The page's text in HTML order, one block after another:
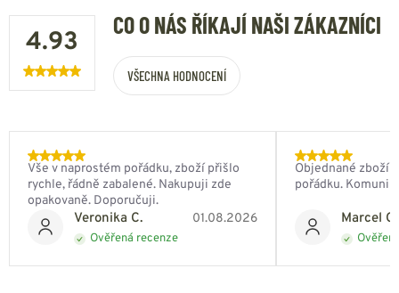
4.93
CO O NÁS ŘÍKAJÍ NAŠI ZÁKAZNÍCI
VŠECHNA HODNOCENÍ
Veronika C. 01.08.2026
Ověřená recenze
Vše v naprostém pořádku, zboží přišlo
rychle, řádně zabalené. Nakupuji zde
opakovaně. Doporučuji.
Marcel
Objednané zboží
pořádku.